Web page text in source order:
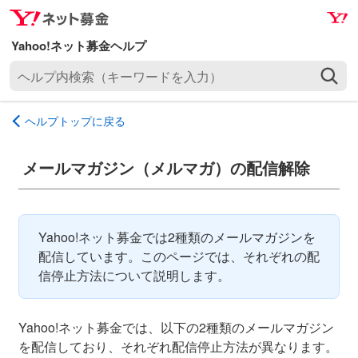
ナ
ビ
ゲ
ー
ョ
ン
キ
メ
イ
ン
コ
テ
ン
ス
プ
内
（
ー
を
入
ヘルプトップに戻る
メールマガジン（メルマガ）の配信解除
Yahoo!ネット募金では2種類のメールマガジンを
配信しています。このページでは、それぞれの配
信停止方法について説明します。
Yahoo!ネット募金では、以下の2種類のメールマガジン
を配信しており、それぞれ配信停止方法が異なります。